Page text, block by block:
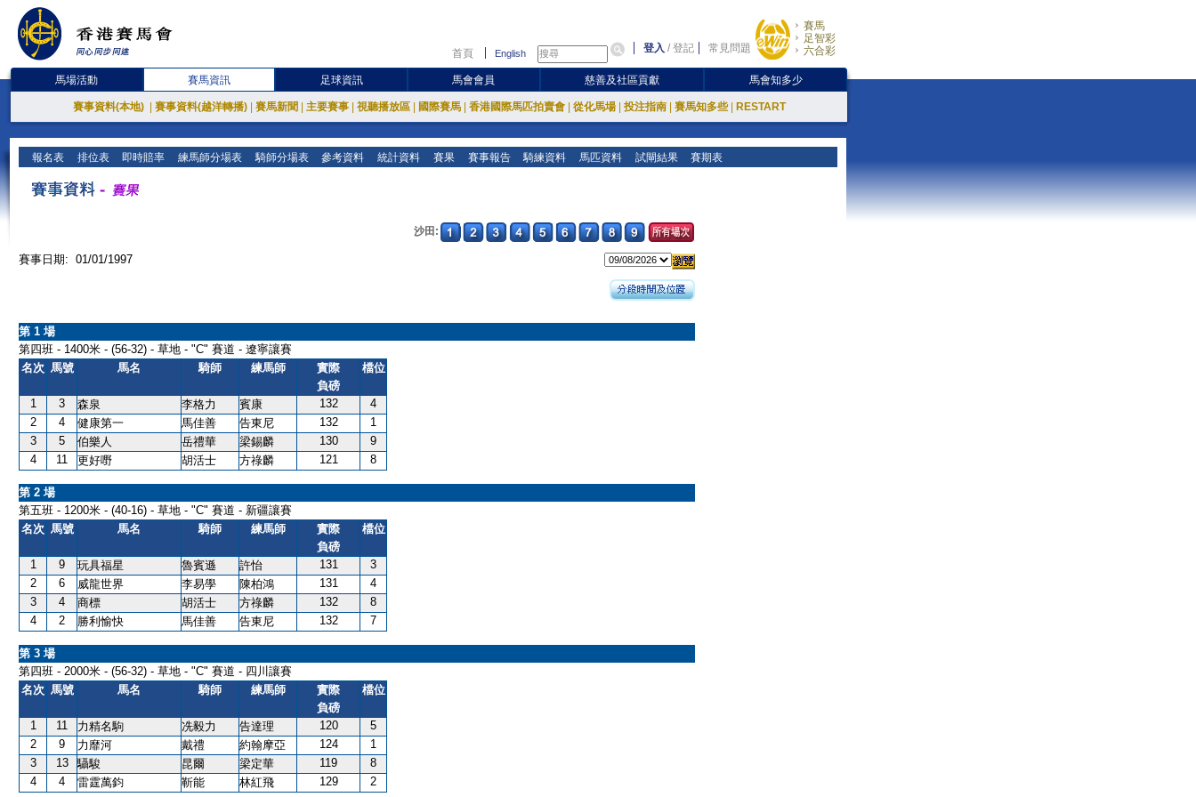
首頁 English 登入 /登記 常見問題
賽馬
足智彩
六合彩
馬場活動 賽馬資訊 足球資訊 馬會會員 慈善及社區貢獻 馬會知多少
賽事資料(本地) 賽事資料(越洋轉播) 賽馬新聞 主要賽事 視聽播放區 國際賽馬 香港國際馬匹拍賣會 從化馬場 投注指南 賽馬知多些 RESTART
報名表 排位表 即時賠率 練馬師分場表 騎師分場表 參考資料 統計資料 賽果 賽事報告 騎練資料 馬匹資料 試閘結果 賽期表
沙田:
賽事日期: 01/01/1997
第 1 場
第四班 - 1400米 - (56-32) - 草地 - "C" 賽道 - 遼寧讓賽
名次 馬號 馬名 騎師 練馬師
實際
負磅
檔位
1 3 森泉 李格力 賓康 132
4
2
4 健康第一 馬佳善 告東尼 132
1
3
5 伯樂人 岳禮華 梁錫麟 130
9
4
11 更好嘢 胡活士 方祿麟 121 8
第 2 場
第五班 - 1200米 - (40-16) - 草地 - "C" 賽道 - 新疆讓賽
名次 馬號 馬名 騎師 練馬師
實際
負磅
檔位
1 9 玩具福星 魯賓遜 許怡 131
3
2
6 威龍世界 李易學 陳柏鴻 131
4
3
4 商標 胡活士 方祿麟 132
8
4
2 勝利愉快 馬佳善 告東尼 132 7
第 3 場
第四班 - 2000米 - (56-32) - 草地 - "C" 賽道 - 四川讓賽
名次 馬號 馬名 騎師 練馬師
實際
負磅
檔位
1 11 力精名駒 冼毅力 告達理 120
5
2
9 力靡河 戴禮 約翰摩亞 124
1
3
13 䯀駿 昆爾 梁定華 119
8
4
4 雷霆萬鈞 靳能 林紅飛 129 2